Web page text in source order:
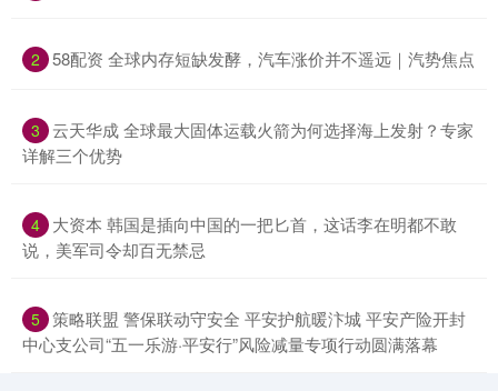
2 ​58配资 全球内存短缺发酵，汽车涨价并不遥远｜汽势焦点
3
​云天华成 全球最大固体运载火箭为何选择海上发射？专家
详解三个优势
4 ​大资本 韩国是插向中国的一把匕首，这话李在明都不敢
说，美军司令却百无禁忌
5 ​策略联盟 警保联动守安全 平安护航暖汴城 平安产险开封
中心支公司“五一乐游·平安行”风险减量专项行动圆满落幕